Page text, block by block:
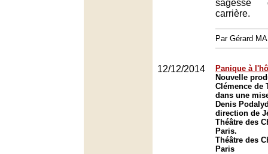
sagesse
carrière.
Par Gérard
12/12/2014
Panique à
Nouvelle
Clémence de
dans une
Denis
direction de
Théâtre des
Paris.
Théâtre des
Paris